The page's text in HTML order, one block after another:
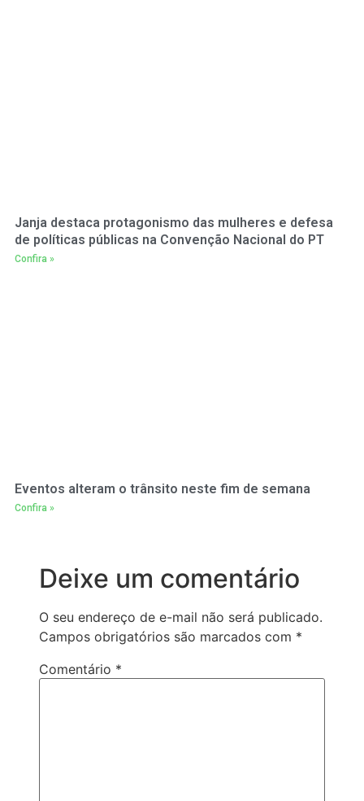
Janja destaca protagonismo das mulheres e defesa
de políticas públicas na Convenção Nacional do PT
Confira »
Eventos alteram o trânsito neste fim de semana
Confira »
Deixe um comentário
O seu endereço de e-mail não será publicado.
Campos obrigatórios são marcados com *
Comentário *